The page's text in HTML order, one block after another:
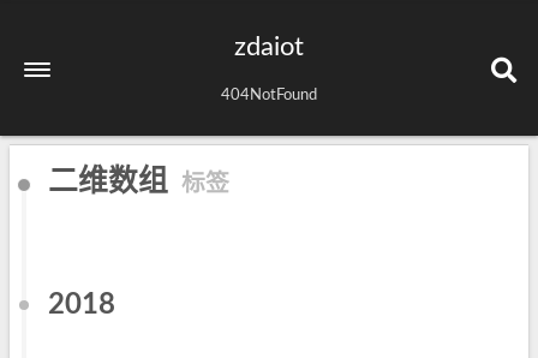
zdaiot
404NotFound
二维数组 标签
2018